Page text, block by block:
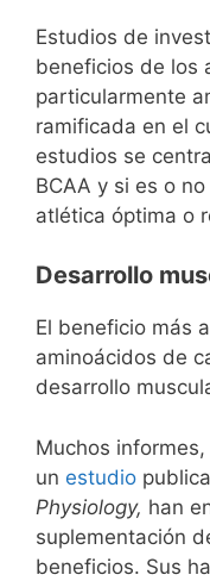
Estudios de
beneficios de los
particularmente
ramificada en el
estudios se
BCAA y si es o
atlética óptima o
Desarrollo
El beneficio más
aminoácidos de
desarrollo
Muchos
un estudio
Physiology, han
suplementación
beneficios. Sus